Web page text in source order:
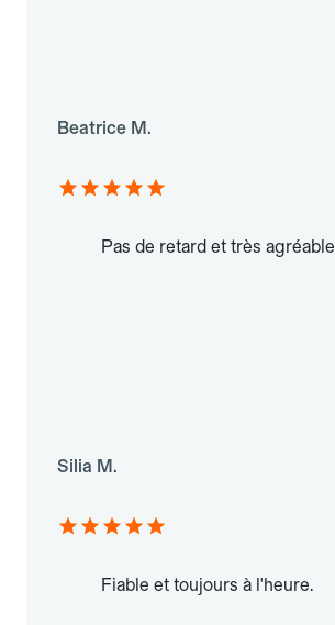
Beatrice M.
Pas de retard et très agréable
Silia M.
Fiable et toujours à l'heure.